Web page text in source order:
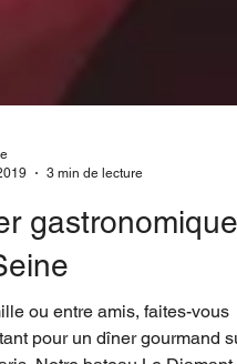
gastronomique